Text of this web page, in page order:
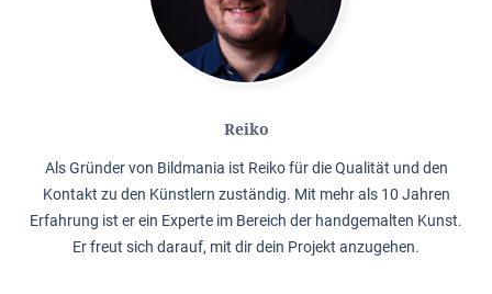
Reiko
Als Gründer von Bildmania ist Reiko für die Qualität und den
Kontakt zu den Künstlern zuständig. Mit mehr als 10 Jahren
Erfahrung ist er ein Experte im Bereich der handgemalten Kunst.
Er freut sich darauf, mit dir dein Projekt anzugehen.